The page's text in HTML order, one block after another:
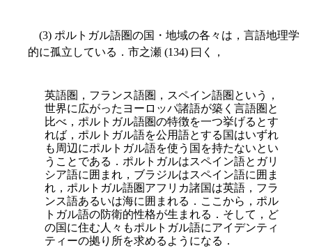
(3) ポルトガル語圏の国・地域の各々は，言語地理学
的に孤立している．市之瀬 (134) 曰く，
英語圏，フランス語圏，スペイン語圏という，
世界に広がったヨーロッパ諸語が築く言語圏と
比べ，ポルトガル語圏の特徴を一つ挙げるとす
れば，ポルトガル語を公用語とする国はいずれ
も周辺にポルトガル語を使う国を持たないとい
うことである．ポルトガルはスペイン語とガリ
シア語に囲まれ，ブラジルはスペイン語に囲ま
れ，ポルトガル語圏アフリカ諸国は英語，フラ
ンス語あるいは海に囲まれる．ここから，ポル
トガル語の防衛的性格が生まれる．そして，ど
の国に住む人々もポルトガル語にアイデンティ
ティーの拠り所を求めるようになる．